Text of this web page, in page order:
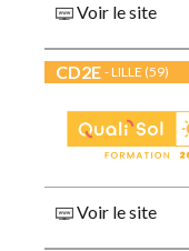
Voir le site
CD2E - LILLE (59)
Voir le site